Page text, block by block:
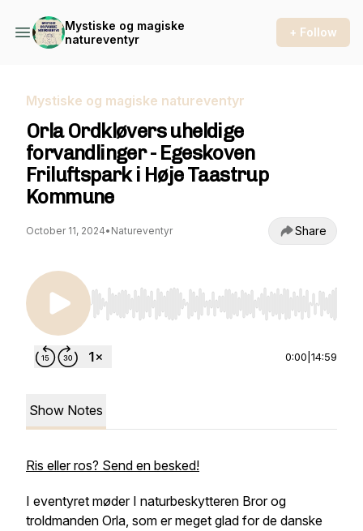
Mystiske og magiske
natureventyr
+ Follow
Mystiske og magiske natureventyr
Orla Ordkløvers uheldige
forvandlinger - Egeskoven
Friluftspark i Høje Taastrup
Kommune
October 11, 2024• Natureventyr Share
Use Left/Right to seek, Home/End to jump to
0:00 14:59
Show Notes
Ris eller ros? Send en besked!
I eventyret møder I naturbeskytteren Bror og
troldmanden Orla, som er meget glad for de danske